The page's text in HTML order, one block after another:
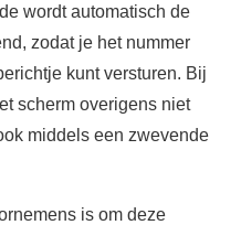
wordt automatisch de
zodat je het nummer
kunt versturen. Bij
scherm overigens niet
middels een zwevende
is om deze